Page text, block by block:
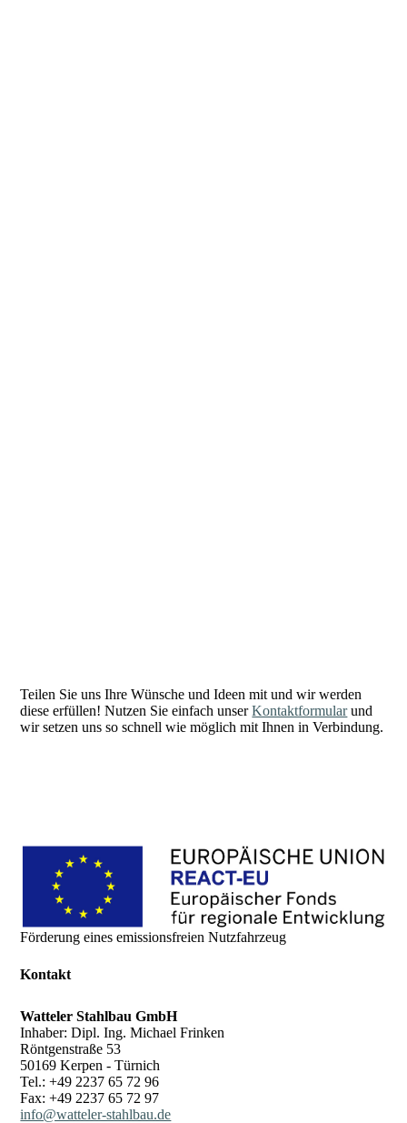
Teilen Sie uns Ihre Wünsche und Ideen mit und wir werden
diese erfüllen! Nutzen Sie einfach unserKontaktformularund
wir setzen uns so schnell wie möglich mit Ihnen in Verbindung.
Förderung eines emissionsfreien Nutzfahrzeug
Kontakt
Watteler Stahlbau GmbH
Inhaber: Dipl. Ing. Michael Frinken
Röntgenstraße 53
50169 Kerpen - Türnich
Tel.: +49 2237 65 72 96
Fax: +49 2237 65 72 97
info@watteler-stahlbau.de